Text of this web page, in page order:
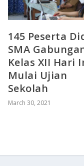
145 Peserta
SMA
Kelas XII Hari
Mulai Ujian
Sekolah
March 30, 2021